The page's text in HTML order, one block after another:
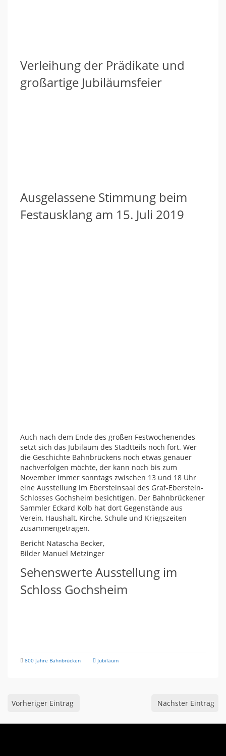
Verleihung der Prädikate und
großartige Jubiläumsfeier
Ausgelassene Stimmung beim
Festausklang am 15. Juli 2019
Auch nach dem Ende des großen Festwochenendes
setzt sich das Jubiläum des Stadtteils noch fort. Wer
die Geschichte Bahnbrückens noch etwas genauer
nachverfolgen möchte, der kann noch bis zum
November immer sonntags zwischen 13 und 18 Uhr
eine Ausstellung im Ebersteinsaal des Graf-Eberstein-
Schlosses Gochsheim besichtigen. Der Bahnbrückener
Sammler Eckard Kolb hat dort Gegenstände aus
Verein, Haushalt, Kirche, Schule und Kriegszeiten
zusammengetragen.
Bericht Natascha Becker,
Bilder Manuel Metzinger
Sehenswerte Ausstellung im
Schloss Gochsheim
800 Jahre Bahnbrücken Jubiläum
Vorheriger Eintrag Nächster Eintrag